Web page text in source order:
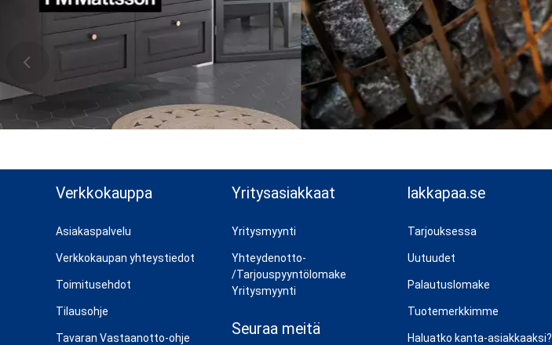
Verkkokauppa
Asiakaspalvelu
Verkkokaupan yhteystiedot
Toimitusehdot
Tilausohje
Tavaran Vastaanotto-ohje
Yritysasiakkaat
Yritysmyynti
Yhteydenotto-
/Tarjouspyyntölomake
Yritysmyynti
Seuraa meitä
lakkapaa.se
Tarjouksessa
Uutuudet
Palautuslomake
Tuotemerkkimme
Haluatko kanta-asiakkaaksi?